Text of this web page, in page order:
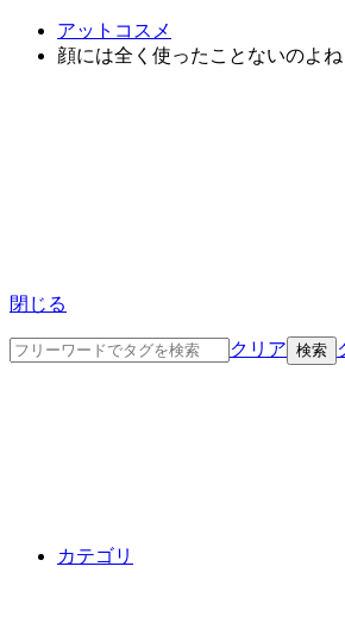
アットコスメ
顔には全く使ったことないのよね
閉じる
クリア
カテゴリ